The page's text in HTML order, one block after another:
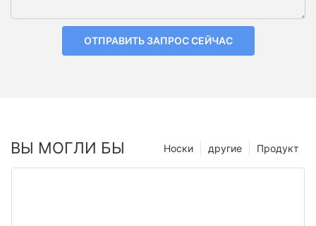
ОТПРАВИТЬ ЗАПРОС СЕЙЧАС
ВЫ МОГЛИ БЫ Продукт
другие
Носки